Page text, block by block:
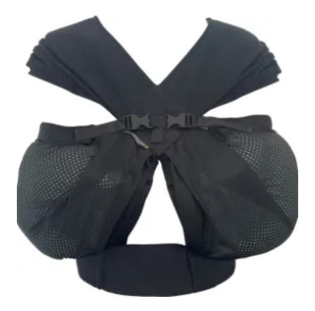
1.599,95 kr..